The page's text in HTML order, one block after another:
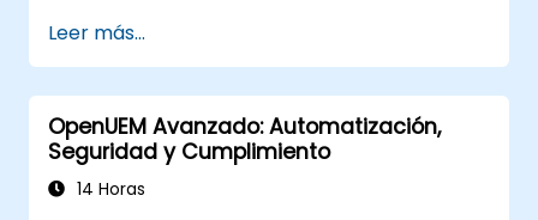
tiempo real, basadas en políticas.
Diseñar, crear, orquestar y monitorear
VNFs, SDNs y otros servicios de red.
Gestionar eficientemente todo el ciclo de
vida de la red utilizando un enfoque
impulsado por software.
Leer más...
OpenUEM Avanzado: Automatización,
Seguridad y Cumplimiento
14 Horas